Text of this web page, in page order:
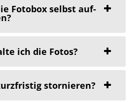
Fotobox selbst auf-
ich die Fotos?
stornieren?